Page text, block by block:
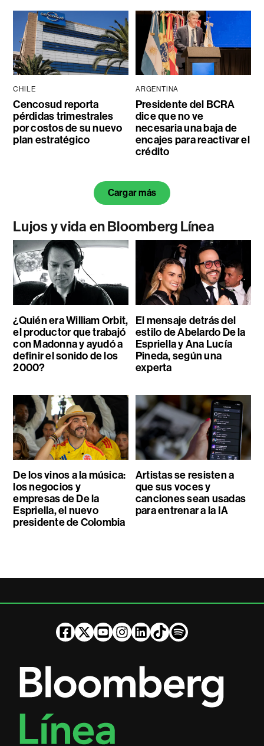
CHILE
Cencosud reporta
pérdidas trimestrales
por costos de su nuevo
plan estratégico
ARGENTINA
Presidente del BCRA
dice que no ve
necesaria una baja de
encajes para reactivar el
crédito
Cargar más
Lujos y vida en Bloomberg Línea
¿Quién era William Orbit,
el productor que trabajó
con Madonna y ayudó a
definir el sonido de los
2000?
El mensaje detrás del
estilo de Abelardo De la
Espriella y Ana Lucía
Pineda, según una
experta
De los vinos a la música:
los negocios y
empresas de De la
Espriella, el nuevo
presidente de Colombia
Artistas se resisten a
que sus voces y
canciones sean usadas
para entrenar a la IA